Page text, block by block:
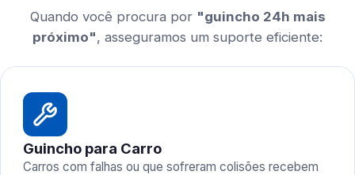
Quando você procura por "guincho 24h mais
próximo", asseguramos um suporte eficiente:
Guincho para Carro
Carros com falhas ou que sofreram colisões recebem